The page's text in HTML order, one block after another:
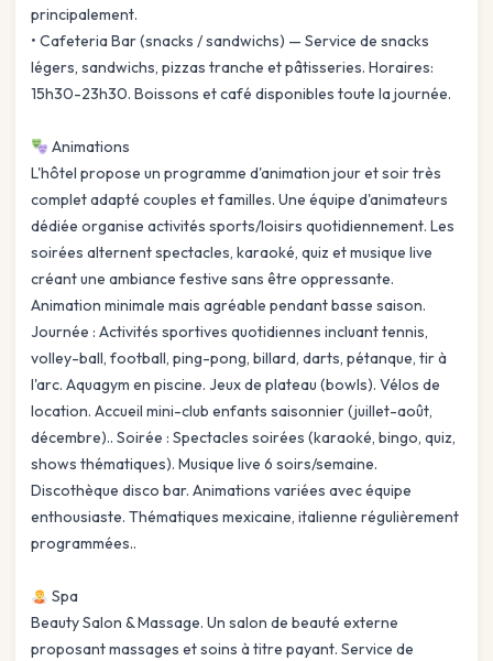
principalement.
• Cafeteria Bar (snacks / sandwichs) — Service de snacks
légers, sandwichs, pizzas tranche et pâtisseries. Horaires:
15h30-23h30. Boissons et café disponibles toute la journée.
Animations
L'hôtel propose un programme d'animation jour et soir très
complet adapté couples et familles. Une équipe d'animateurs
dédiée organise activités sports/loisirs quotidiennement. Les
soirées alternent spectacles, karaoké, quiz et musique live
créant une ambiance festive sans être oppressante.
Animation minimale mais agréable pendant basse saison.
Journée : Activités sportives quotidiennes incluant tennis,
volley-ball, football, ping-pong, billard, darts, pétanque, tir à
l'arc. Aquagym en piscine. Jeux de plateau (bowls). Vélos de
location. Accueil mini-club enfants saisonnier (juillet-août,
décembre).. Soirée : Spectacles soirées (karaoké, bingo, quiz,
shows thématiques). Musique live 6 soirs/semaine.
Discothèque disco bar. Animations variées avec équipe
enthousiaste. Thématiques mexicaine, italienne régulièrement
programmées..
Spa
Beauty Salon & Massage. Un salon de beauté externe
proposant massages et soins à titre payant. Service de